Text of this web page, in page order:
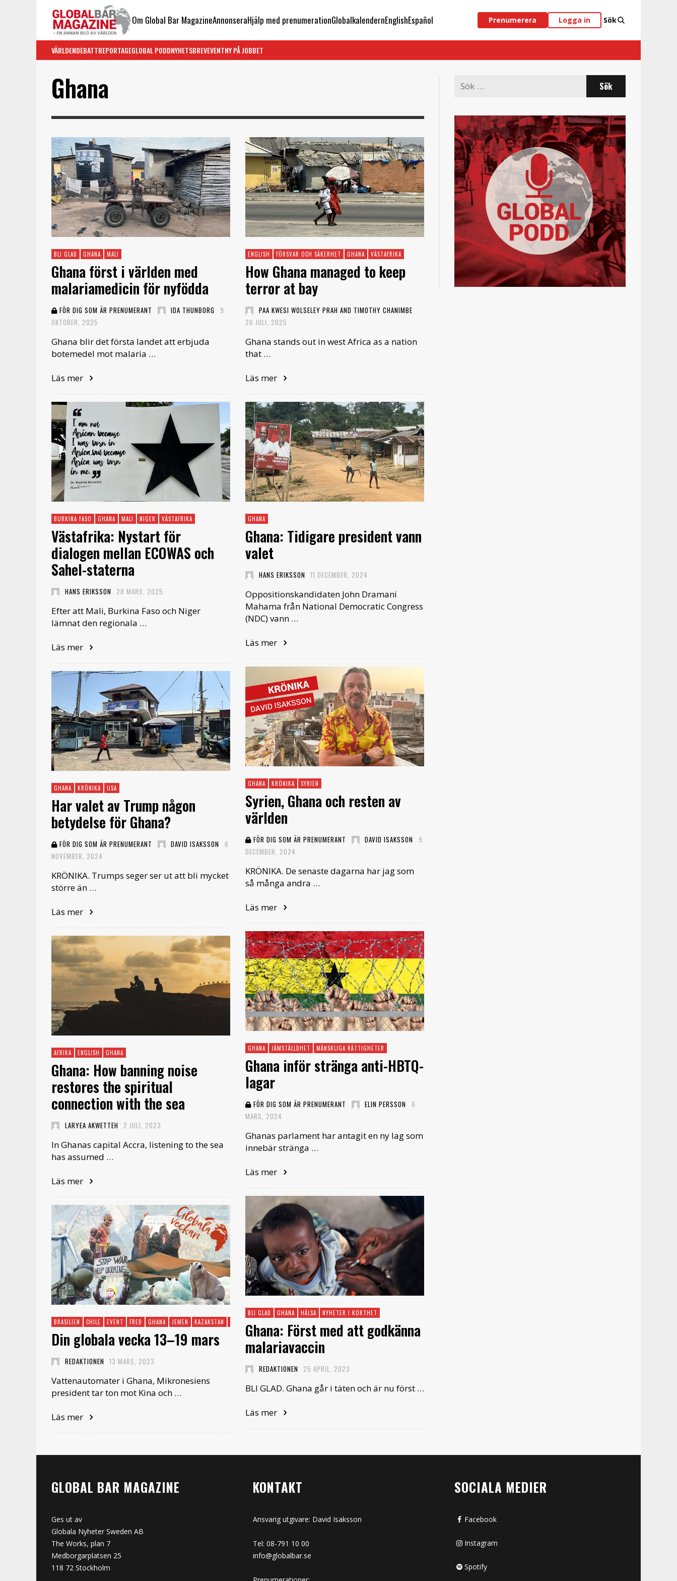
Om Global Bar MagazineAnnonseraHjälp med prenumerationGlobalkalendernEnglishEspañol Prenumerera Logga in Sök
VÄRLDENDEBATTREPORTAGEGLOBAL PODDNYHETSBREVEVENTNY PÅ JOBBET
Ghana
BLI GLAD GHANA MALI
Ghana först i världen med
malariamedicin för nyfödda
FÖR DIG SOM ÄR PRENUMERANT IDA THUNBORG
9
OKTOBER, 2025
Ghana blir det första landet att erbjuda
botemedel mot malaria …
Läs mer
ENGLISH FÖRSVAR OCH SÄKERHET GHANA VÄSTAFRIKA
How Ghana managed to keep
terror at bay
PAA KWESI WOLSELEY PRAH AND TIMOTHY CHANIMBE
26 JULI, 2025
Ghana stands out in west Africa as a nation
that …
Läs mer
BURKINA FASO GHANA MALI NIGER VÄSTAFRIKA
Västafrika: Nystart för
dialogen mellan ECOWAS och
Sahel-staterna
HANS ERIKSSON 28 MARS, 2025
Efter att Mali, Burkina Faso och Niger
lämnat den regionala …
Läs mer
GHANA
Ghana: Tidigare president vann
valet
HANS ERIKSSON 11 DECEMBER, 2024
Oppositionskandidaten John Dramani
Mahama från National Democratic Congress
(NDC) vann …
Läs mer
GHANA KRÖNIKA SYRIEN
Syrien, Ghana och resten av
världen
FÖR DIG SOM ÄR PRENUMERANT DAVID ISAKSSON
9
DECEMBER, 2024
KRÖNIKA. De senaste dagarna har jag som
så många andra …
Läs mer
GHANA KRÖNIKA USA
Har valet av Trump någon
betydelse för Ghana?
FÖR DIG SOM ÄR PRENUMERANT DAVID ISAKSSON
6
NOVEMBER, 2024
KRÖNIKA. Trumps seger ser ut att bli mycket
större än …
Läs mer
GHANA JÄMSTÄLLDHET MÄNSKLIGA RÄTTIGHETER
Ghana inför stränga anti-HBTQ-
lagar
FÖR DIG SOM ÄR PRENUMERANT ELIN PERSSON
6
MARS, 2024
Ghanas parlament har antagit en ny lag som
innebär stränga …
Läs mer
AFRIKA ENGLISH GHANA
Ghana: How banning noise
restores the spiritual
connection with the sea
LARYEA AKWETTEH 2 JULI, 2023
In Ghanas capital Accra, listening to the sea
has assumed …
Läs mer
BLI GLAD GHANA HÄLSA NYHETER I KORTHET
Ghana: Först med att godkänna
malariavaccin
REDAKTIONEN 25 APRIL, 2023
BLI GLAD. Ghana går i täten och är nu först …
Läs mer
BRASILIEN CHILE EVENT FRED GHANA JEMEN KAZAKSTAN
Din globala vecka 13–19 mars
REDAKTIONEN 13 MARS, 2023
Vattenautomater i Ghana, Mikronesiens
president tar ton mot Kina och …
Läs mer
Search
for:
GLOBAL BAR MAGAZINE
Ges ut av
Globala Nyheter Sweden AB
The Works, plan 7
Medborgarplatsen 25
118 72 Stockholm
KONTAKT
Ansvarig utgivare: David Isaksson
Tel: 08-791 10 00
info@globalbar.se
SOCIALA MEDIER
Facebook
Instagram
Spotify